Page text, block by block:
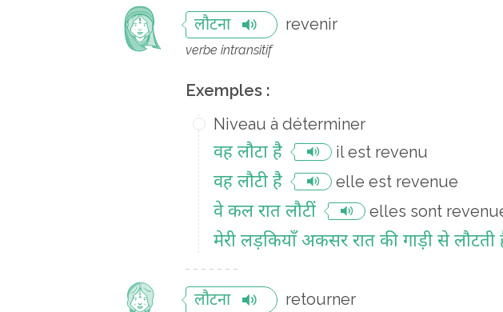
लौटना revenir
verbe intransitif
Exemples :
Niveau à déterminer
वह लौटा है il est revenu
वह लौटी है elle est revenue
वे कल रात लौटीं elles sont
मेरी लड़कियाँ अकसर रात की गाड़ी से लौटती
लौटना retourner